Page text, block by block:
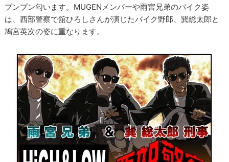
プンプン匂います。 MUGENメンバーや雨宮兄弟のバイク姿
は、西部警察で舘ひろしさんが演じたバイク野郎、巽総太郎と
鳩宮英次の姿に重なります。